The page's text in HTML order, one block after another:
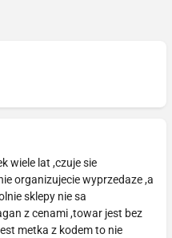
wiele lat ,czuje sie
organizujecie wyprzedaze ,a
sklepy nie sa
z cenami ,towar jest bez
metka z kodem to nie